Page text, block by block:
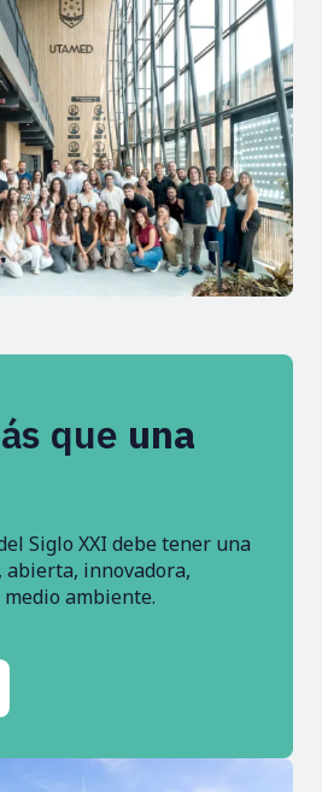
que una
Siglo XXI debe tener una
abierta, innovadora,
ambiente.